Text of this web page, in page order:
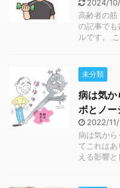
2024/
高齢者の筋
の記事でも
ルです。
未分類
病は気か
ボとノー
2022/
病は気から
てこれは
える影響